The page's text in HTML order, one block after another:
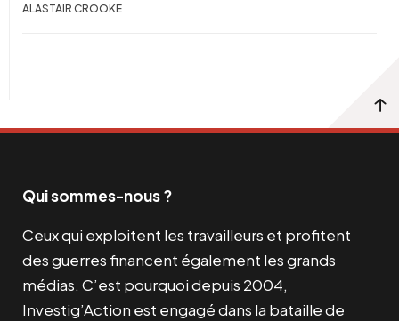
ALASTAIR CROOKE
Qui sommes-nous ?
Ceux qui exploitent les travailleurs et profitent
des guerres financent également les grands
médias. C’est pourquoi depuis 2004,
Investig’Action est engagé dans la bataille de